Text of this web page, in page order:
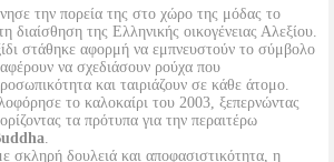
την πορεία της στο χώρο της μόδας το
διαίσθηση της Ελληνικής οικογένειας Αλεξίου.
στάθηκε αφορμή να εμπνευστούν το σύμβολο
να σχεδιάσουν ρούχα που
και ταιριάζουν σε κάθε άτομο.
το καλοκαίρι του 2003, ξεπερνώντας
τα πρότυπα για την περαιτέρω
.
σκληρή δουλειά και αποφασιστικότητα, η